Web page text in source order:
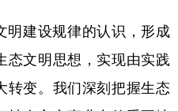
建设规律的认识，形成
态文明思想，实现由实践
转变。我们深刻把握生态